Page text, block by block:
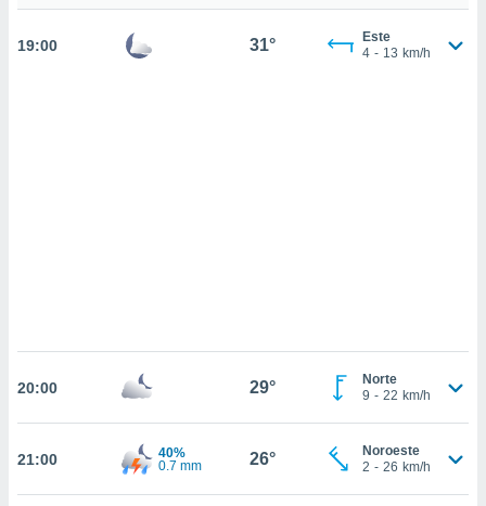
más
y
aceptar
sitio
19:00 31°
Este
4 - 13 km/h
20:00 29°
Norte
9 - 22 km/h
21:00
40%
0.7 mm
26°
Noroeste
2 - 26 km/h